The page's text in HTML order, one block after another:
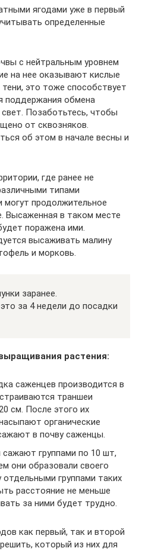
ягодами уже в первый
определенные
с нейтральным уровнем
на нее оказывают кислые
это тоже способствует
поддержания обмена
Позаботьтесь, чтобы
от сквозняков.
об этом в начале весны и
где ранее не
типами
могут продолжительное
Высаженная в таком месте
поражена ими.
высаживать малину
и морковь.
заранее.
за 4 недели до посадки
растения:
саженцев производится в
траншеи
см. После этого их
органические
в почву саженцы.
группами по 10 шт,
они образовали своего
группами таких
расстояние не меньше
за ними будет трудно.
как первый, так и второй
который из них для